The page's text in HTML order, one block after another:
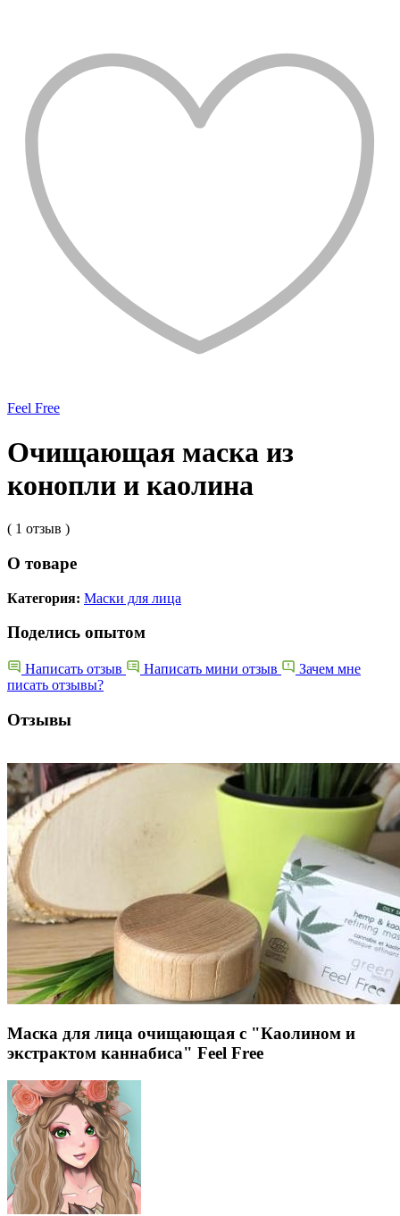
Feel Free
Очищающая маска из
конопли и каолина
( 1 отзыв )
О товаре
Категория: Маски для лица
Поделись опытом
Написать отзыв Написать мини отзыв
Зачем мне
писать отзывы?
Отзывы
Маска для лица очищающая с "Каолином и
экстрактом каннабиса" Feel Free